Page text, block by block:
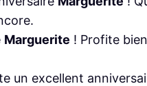
Marguerite ! Profite
un excellent